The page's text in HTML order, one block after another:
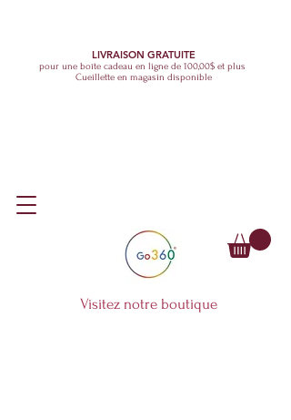
LIVRAISON GRATUITE
pour une boîte cadeau en ligne de 100,00$ et plus
Cueillette en magasin disponible
Visitez notre boutique